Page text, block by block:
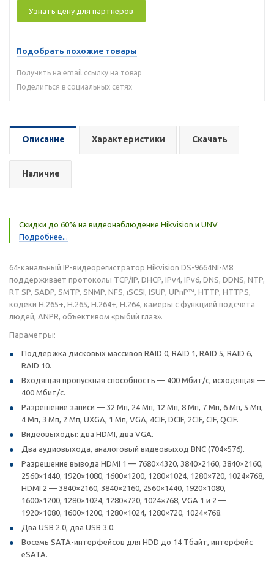
Узнать цену для партнеров
Подобрать похожие товары
Получить на email ссылку на товар
Поделиться в социальных сетях
Описание Характеристики Скачать
Наличие
Скидки до 60% на видеонаблюдение Hikvision и UNV
Подробнее...
64-канальный IP-видеорегистратор Hikvision DS-9664NI-M8
поддерживает протоколы TCP/IP, DHCP, IPv4, IPv6, DNS, DDNS, NTP,
RT SP, SADP, SMTP, SNMP, NFS, iSCSI, ISUP, UPnP™, HTTP, HTTPS,
кодеки H.265+, H.265, H.264+, H.264, камеры с функцией подсчета
людей, ANPR, объективом «рыбий глаз».
Параметры:
Поддержка дисковых массивов RAID 0, RAID 1, RAID 5, RAID 6,
RAID 10.
Входящая пропускная способность — 400 Мбит/с, исходящая —
400 Мбит/с.
Разрешение записи — 32 Мп, 24 Мп, 12 Мп, 8 Мп, 7 Мп, 6 Мп, 5 Мп,
4 Мп, 3 Мп, 2 Мп, UXGA, 1 Мп, VGA, 4CIF, DCIF, 2CIF, CIF, QCIF.
Видеовыходы: два HDMI, два VGA.
Два аудиовыхода, аналоговый видеовыход BNC (704×576).
Разрешение вывода HDMI 1 — 7680×4320, 3840×2160, 3840×2160,
2560×1440, 1920×1080, 1600×1200, 1280×1024, 1280×720, 1024×768,
HDMI 2 — 3840×2160, 3840×2160, 2560×1440, 1920×1080,
1600×1200, 1280×1024, 1280×720, 1024×768, VGA 1 и 2 —
1920×1080, 1600×1200, 1280×1024, 1280×720, 1024×768.
Два USB 2.0, два USB 3.0.
Восемь SATA-интерфейсов для HDD до 14 Тбайт, интерфейс
eSATA.